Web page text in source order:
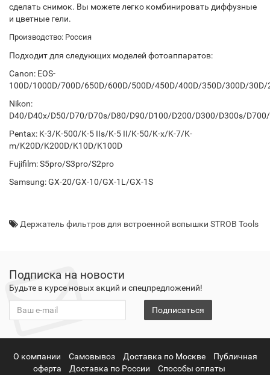
сделать снимок. Вы можете легко комбинировать диффузные
и цветные гели.
Производство: Россия
Подходит для следующих моделей фотоаппаратов:
Canon: EOS-
100D/1000D/700D/650D/600D/500D/450D/400D/350D/300D/30D/
Nikon:
D40/D40x/D50/D70/D70s/D80/D90/D100/D200/D300/D300s/
Pentax: K-3/K-500/K-5 IIs/K-5 II/K-50/K-x/K-7/K-
m/K20D/K200D/K10D/K100D
Fujifilm: S5pro/S3pro/S2pro
Samsung: GX-20/GX-10/GX-1L/GX-1S
Держатель фильтров для встроенной вспышки STROB Tools
Подписка на новости
Будьте в курсе новых акций и спецпредложений!
Подписаться
О компании Самовывоз Доставка по Москве
Публичная
оферта
Доставка по России Способы оплаты